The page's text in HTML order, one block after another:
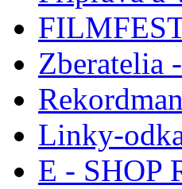
Zberatelia
Linky-
E - SHOP